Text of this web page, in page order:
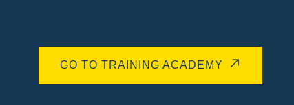
GO TO TRAINING ACADEMY